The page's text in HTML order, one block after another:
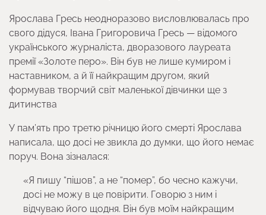
Ярослава Гресь неодноразово висловлювалась про
свого дідуся, Івана Григоровича Гресь — відомого
українського журналіста, дворазового лауреата
премії «Золоте перо». Він був не лише кумиром і
наставником, а й її найкращим другом, який
формував творчий світ маленької дівчинки ще з
дитинства
У пам’ять про третю річницю його смерті Ярослава
написала, що досі не звикла до думки, що його немає
поруч. Вона зізналася:
«Я пишу “пішов”, а не “помер”, бо чесно кажучи,
досі не можу в це повірити. Говорю з ним і
відчуваю його щодня. Він був моїм найкращим